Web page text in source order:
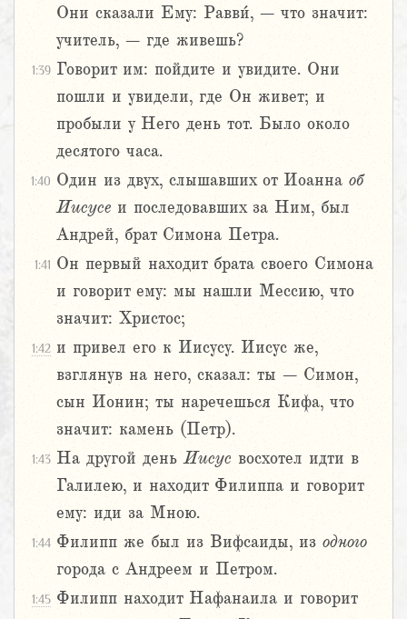
Они сказали Ему: Равви́, – что значит:
учитель, – где живешь?
1:39 Говорит им: пойдите и увидите. Они
пошли и увидели, где Он живет; и
пробыли у Него день тот. Было около
десятого часа.
1:40 Один из двух, слышавших от Иоанна об
Иисусе и последовавших за Ним, был
Андрей, брат Симона Петра.
1:41 Он первый находит брата своего Симона
и говорит ему: мы нашли Мессию, что
значит: Христос;
1:42 и привел его к Иисусу. Иисус же,
взглянув на него, сказал: ты – Симон,
сын Ионин; ты наречешься Кифа, что
значит: камень (Петр).
1:43 На другой деньИисус восхотел идти в
Галилею, и находит Филиппа и говорит
ему: иди за Мною.
1:44 Филипп же был из Вифсаиды, из одного
города с Андреем и Петром.
1:45 Филипп находит Нафанаила и говорит